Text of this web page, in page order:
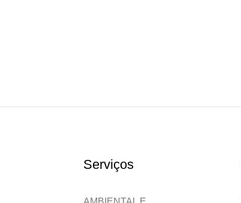
Serviços